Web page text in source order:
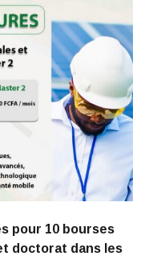
pour 10 bourses
doctorat dans les